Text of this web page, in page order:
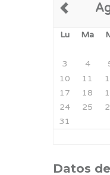
Lu Ma
3
4
10
11
17
18
24
25
31
Datos